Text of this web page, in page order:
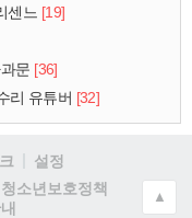
센느 [19]
문 [36]
리 유튜버 [32]
설정
청소년보호정책
▲